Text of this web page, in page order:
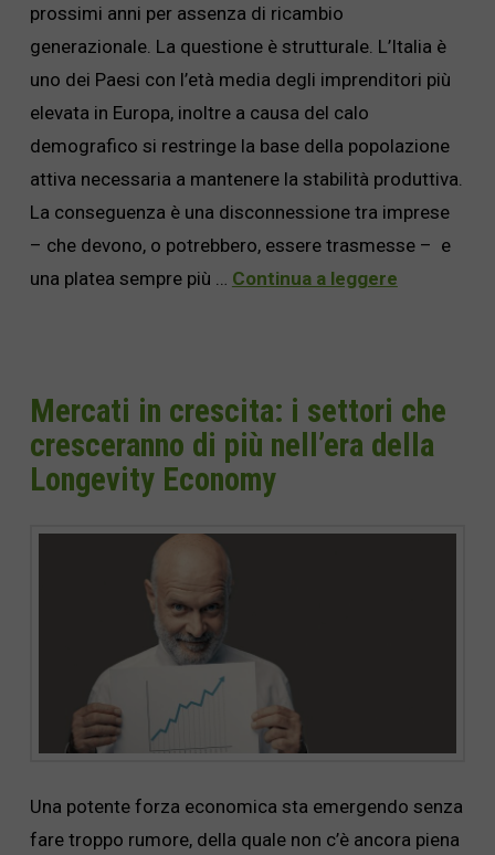
prossimi anni per assenza di ricambio
generazionale. La questione è strutturale. L’Italia è
uno dei Paesi con l’età media degli imprenditori più
elevata in Europa, inoltre a causa del calo
demografico si restringe la base della popolazione
attiva necessaria a mantenere la stabilità produttiva.
La conseguenza è una disconnessione tra imprese
– che devono, o potrebbero, essere trasmesse – e
una platea sempre più … Continua a leggere
Mercati in crescita: i settori che
cresceranno di più nell’era della
Longevity Economy
Una potente forza economica sta emergendo senza
fare troppo rumore, della quale non c’è ancora piena